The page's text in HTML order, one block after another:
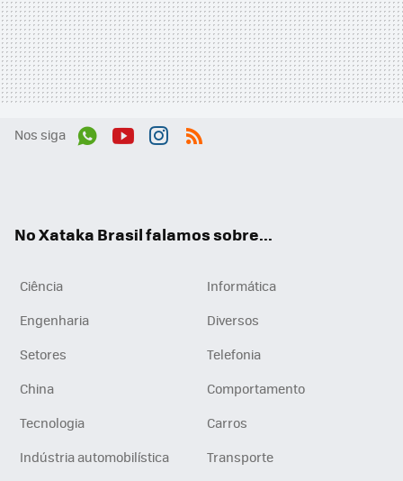
Nos siga
No Xataka Brasil falamos sobre...
Ciência
Informática
Engenharia
Diversos
Setores
Telefonia
China
Comportamento
Tecnologia
Carros
Indústria automobilística
Transporte